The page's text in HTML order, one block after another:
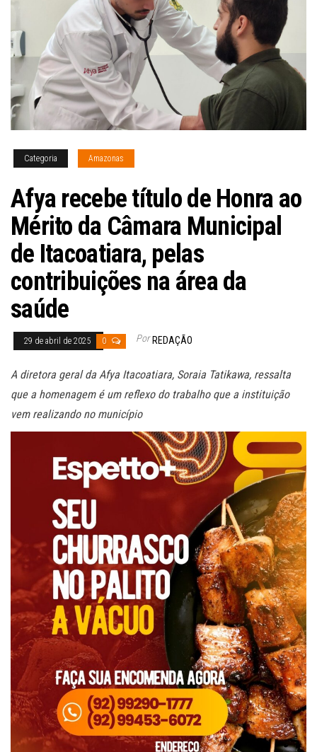
Categoria Amazonas
Afya recebe título de Honra ao
Mérito da Câmara Municipal
de Itacoatiara, pelas
contribuições na área da
saúde
29 de abril de 2025 0 Por REDAÇÃO
A diretora geral da Afya Itacoatiara, Soraia Tatikawa, ressalta
que a homenagem é um reflexo do trabalho que a instituição
vem realizando no município